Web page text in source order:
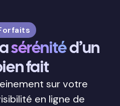
sérénitéd’un
fait
sur votre
en ligne de